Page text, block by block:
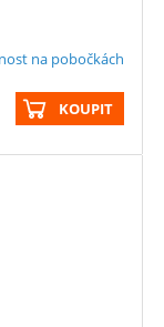
na pobočkách
KOUPIT